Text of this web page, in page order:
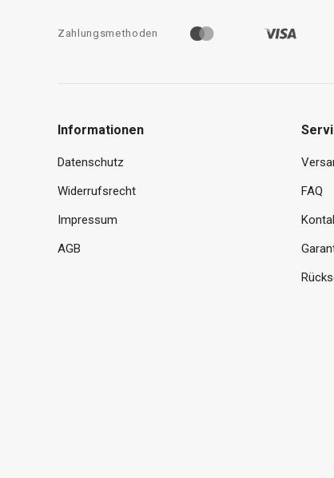
Zahlungsmethoden
Informationen
Datenschutz
Widerrufsrecht
Impressum
AGB
FAQ